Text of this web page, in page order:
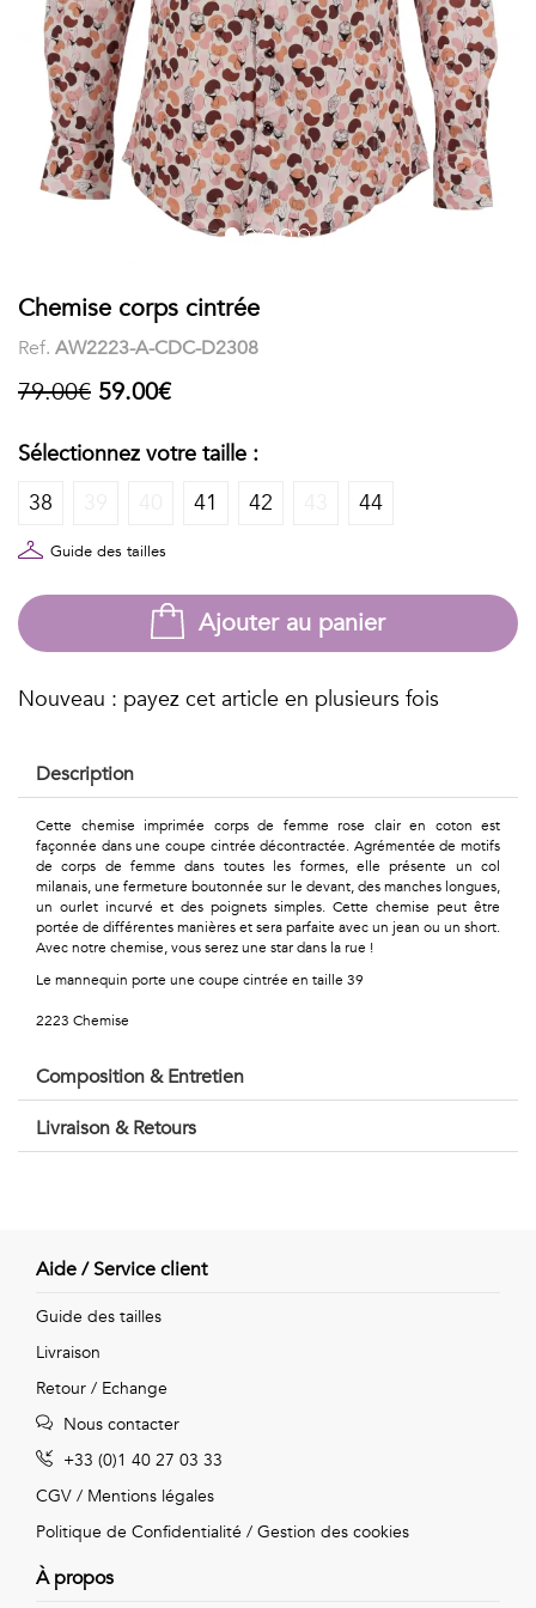
Col
Stand-
Voir
LES
IMPRIMÉES
Faune
&
Flore
Géométriques
Talents
&
Métiers
motifs
Urbain
Pop
Vintage
Voir
courtes
POLOS
FEMME
Imprimés
Chaussettes
Boxers
Accessoires
Chemise corps cintrée
Ref. AW2223-A-CDC-D2308
79.00€ 59.00€
Sélectionnez votre taille :
38
41 42 44
Guide des tailles
Ajouter au panier
Nouveau : payez cet article en plusieurs fois
Description
Cette chemise imprimée corps de femme rose clair en coton est
façonnée dans une coupe cintrée décontractée. Agrémentée de motifs
de corps de femme dans toutes les formes, elle présente un col
milanais, une fermeture boutonnée sur le devant, des manches longues,
un ourlet incurvé et des poignets simples. Cette chemise peut être
portée de différentes manières et sera parfaite avec un jean ou un short.
Avec notre chemise, vous serez une star dans la rue !
Le mannequin porte une coupe cintrée en taille 39
2223 Chemise
Composition & Entretien
Livraison & Retours
Aide / Service client
Guide des tailles
Livraison
Retour / Echange
Nous contacter
+33 (0)1 40 27 03 33
CGV / Mentions légales
Politique de Confidentialité / Gestion des cookies
À propos